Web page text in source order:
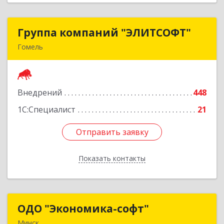
Группа компаний "ЭЛИТСОФТ"
Гомель
Внедрений
448
1С:Специалист
21
Отправить заявку
Показать контакты
Группа компаний "ЭЛИТСОФТ"
Подробнее
Отправить заявку
Назад
ОДО "Экономика-софт"
ОДО "Экономика-софт"